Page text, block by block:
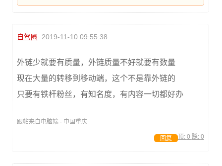
自驾圈 2019-11-10 09:55:38
外链少就要有质量，外链质量不好就要有数量
现在大量的转移到移动端，这个不是靠外链的
只要有铁杆粉丝，有知名度，有内容一切都好办
跟帖来自电脑端 · 中国重庆
顶: 0 踩: 0
回复